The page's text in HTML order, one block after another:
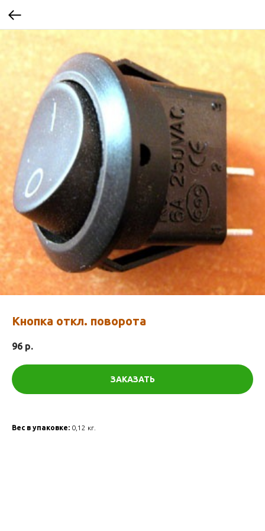
Кнопка откл. поворота
96 р.
ЗАКАЗАТЬ
Вес в упаковке: 0,12 кг.